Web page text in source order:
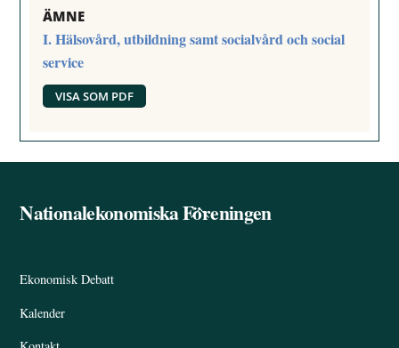
ÄMNE
I. Hälsovård, utbildning samt socialvård och social
service
VISA SOM PDF
Back
Nationalekonomiska Föreningen
Ekonomisk Debatt
Kalender